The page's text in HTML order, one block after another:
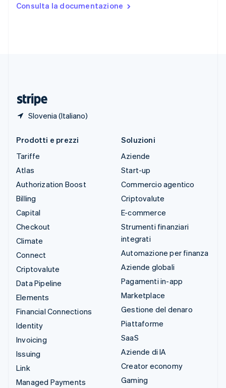
Consulta la documentazione
Slovenia (Italiano)
English Español简体中文
Prodotti e prezzi
Tariffe
Atlas
Authorization Boost
Billing
Capital
Checkout
Climate
Connect
Criptovalute
Data Pipeline
Elements
Financial Connections
Identity
Invoicing
Issuing
Link
Managed Payments
Soluzioni
Aziende
Start-up
Commercio agentico
Criptovalute
E-commerce
Strumenti finanziari
integrati
Automazione per finanza
Aziende globali
Pagamenti in-app
Marketplace
Gestione del denaro
Piattaforme
SaaS
Aziende di IA
Creator economy
Gaming